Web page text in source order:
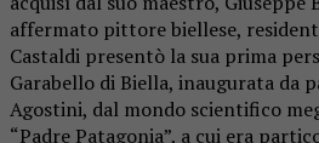
affermato pittore biellese,
Castaldi presentò la sua prima
Garabello di Biella, inaugurata da
Agostini, dal mondo scientifico
“Padre Patagonia”, a cui era